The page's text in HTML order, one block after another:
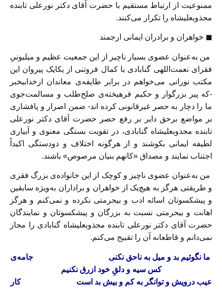
ممنوعیت از ارتباط مستقیم با حضرت آقای دکتر نورعلی تابنده
مجذوبعلیشاه را تکرار می‌کنند.
◼ خواهران و برادران ایمانی ارجمند
من به‌عنوان عضوی بسیار ناچیز از این جمعیت عظیم و میلیونیِ
فقرای نعمت‌اللهی گنابادی با کمال فروتنی از یکایک پیروان این
مکتب نورانی می‌خواهم در برابر طایفه‌ی معاندان ازخدابیخبر
-که پیر بزرگوار و حکیم فرهیخته‌ی صلح‌طلب و مسالمت‌جوی
ما را دچار به حصر غیرقانونی کرده اند- ضمن اصرار و پافشاری
بر مواضع برحق دایر بر رفع حصر حضرت آقای دکتر نورعلی
تابنده مجذوبعلیشاه گنابادی، در تقویت بستگی معنوی و آبیاری
لطیفه ایمانی بکوشند و از هرگونه اختلاف و دودستگی اکیداً
اجتناب نمایند و مصداق «کانهم بنیان مرصوص» باشند.
من به‌عنوان عضوی ناچیز و کوچک از این خانواده‌ی بزرگ فقری
و طریقتی هرگز به هیچ‌یک از خواهران و براداران به‌ویژه سابقین
و پیشکسوتان اسائه ادب و بیحرمتی نکرده و نمی‌کنم و هرگز
اهانت و بیحرمتی نسبت به بزرگان و پیشکسوتان و نمایندگان
حضرت آقای دکتر نورعلی تابنده مجذوبعلیشاه گنابادی را مجاز
نمی‌دانم و قاطعانه آن را تقبیح می‌کنم.
ما نگوئیم بد و میل به ناحق نکنیجامه‌ی
کس سیه و دلقِ خود ازرق نکنیم
عیب درویش و توانگر به کم و بیش بد استکار